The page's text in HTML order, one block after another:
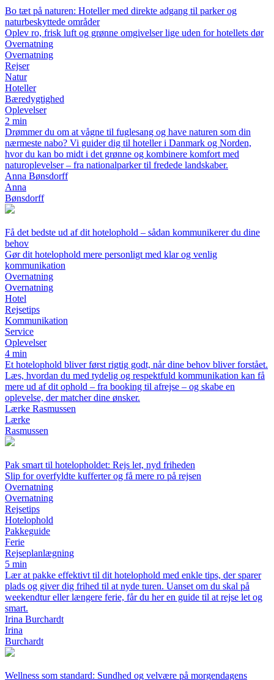
Bo tæt på naturen: Hoteller med direkte adgang til parker og
naturbeskyttede områder
Oplev ro, frisk luft og grønne omgivelser lige uden for hotellets dør
Overnatning
Overnatning
Rejser
Natur
Hoteller
Bæredygtighed
Oplevelser
2 min
Drømmer du om at vågne til fuglesang og have naturen som din
nærmeste nabo? Vi guider dig til hoteller i Danmark og Norden,
hvor du kan bo midt i det grønne og kombinere komfort med
naturoplevelser – fra nationalparker til fredede landskaber.
Anna Bønsdorff
Anna
Bønsdorff
Få det bedste ud af dit hotelophold – sådan kommunikerer du dine
behov
Gør dit hotelophold mere personligt med klar og venlig
kommunikation
Overnatning
Overnatning
Hotel
Rejsetips
Kommunikation
Service
Oplevelser
4 min
Et hotelophold bliver først rigtig godt, når dine behov bliver forstået.
Læs, hvordan du med tydelig og respektfuld kommunikation kan få
mere ud af dit ophold – fra booking til afrejse – og skabe en
oplevelse, der matcher dine ønsker.
Lærke Rasmussen
Lærke
Rasmussen
Pak smart til hotelopholdet: Rejs let, nyd friheden
Slip for overfyldte kufferter og få mere ro på rejsen
Overnatning
Overnatning
Rejsetips
Hotelophold
Pakkeguide
Ferie
Rejseplanlægning
5 min
Lær at pakke effektivt til dit hotelophold med enkle tips, der sparer
plads og giver dig frihed til at nyde turen. Uanset om du skal på
weekendtur eller længere ferie, får du her en guide til at rejse let og
smart.
Irina Burchardt
Irina
Burchardt
Wellness som standard: Sundhed og velvære på morgendagens